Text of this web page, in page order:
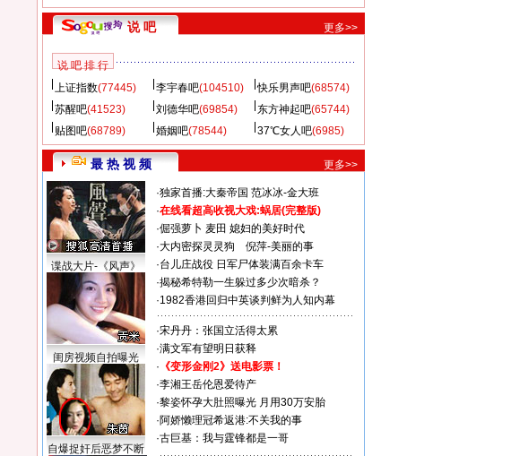
说 吧 更多>>
说 吧 排 行
上证指数(77445) 李宇春吧(104510) 快乐男声吧(68574)
苏醒吧(41523) 刘德华吧(69854) 东方神起吧(65744)
贴图吧(68789) 婚姻吧(78544) 37℃女人吧(6985)
最 热 视 频 更多>>
谍战大片-《风声》
闺房视频自拍曝光
自爆捉奸后恶梦不断
·独家首播:大秦帝国 范冰冰-金大班
·在线看超高收视大戏:蜗居(完整版)
·倔强萝卜 麦田 媳妇的美好时代
·大内密探灵灵狗
倪萍-美丽的事
·台儿庄战役 日军尸体装满百余卡车
·揭秘希特勒一生躲过多少次暗杀？
·1982香港回归中英谈判鲜为人知内幕
·宋丹丹：张国立活得太累
·满文军有望明日获释
· 《变形金刚2》送电影票！
·李湘王岳伦恩爱待产
·黎姿怀孕大肚照曝光 月用30万安胎
·阿娇懒理冠希返港:不关我的事
·古巨基：我与霆锋都是一哥